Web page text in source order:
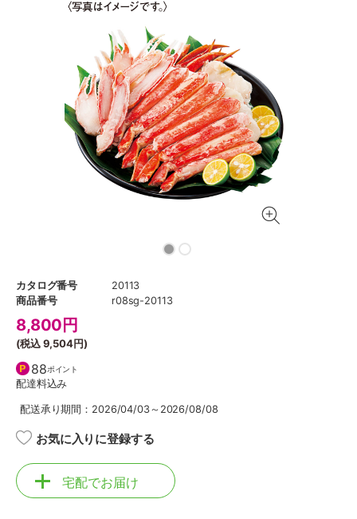
カタログ番号
20113
商品番号
r08sg-20113
8,800 円
(税込9,504円)
88ポイント
配達料込み
配送承り期間：2026/04/03～2026/08/08
お気に入りに登録する
宅配でお届け